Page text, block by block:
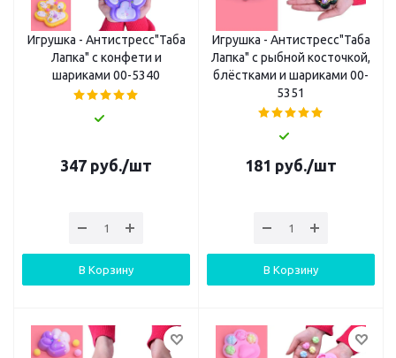
Игрушка - Антистресс"Таба
Лапка" с конфети и
шариками 00-5340
347 руб./шт
В Корзину
Игрушка - Антистресс"Таба
Лапка" с рыбной косточкой,
блёстками и шариками 00-
5351
181 руб./шт
В Корзину